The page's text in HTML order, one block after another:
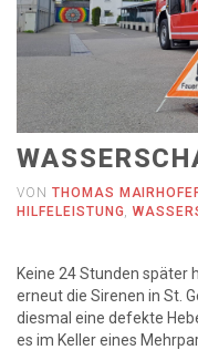
VON THOMAS
HILFELEISTUNG
,
Keine 24 Stunden
erneut die Sirenen in St.
diesmal eine defekte
es im Keller eines